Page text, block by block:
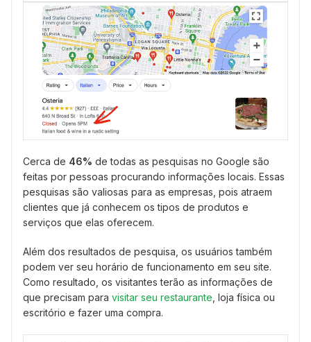
Cerca de 46% de todas as pesquisas no Google são
feitas por pessoas procurando informações locais. Essas
pesquisas são valiosas para as empresas, pois atraem
clientes que já conhecem os tipos de produtos e
serviços que elas oferecem.
Além dos resultados de pesquisa, os usuários também
podem ver seu horário de funcionamento em seu site.
Como resultado, os visitantes terão as informações de
que precisam para visitar seu restaurante , loja física ou
escritório e fazer uma compra.